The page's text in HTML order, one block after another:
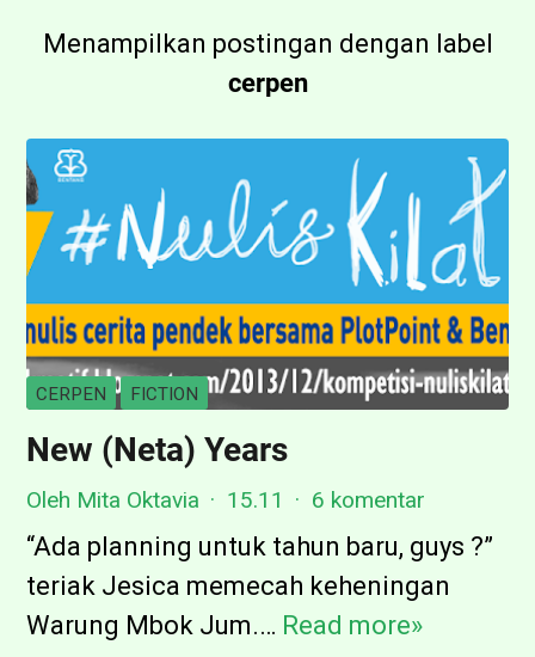
Menampilkan postingan dengan label
cerpen
CERPEN FICTION
New (Neta) Years
Oleh Mita Oktavia 15.11 6 komentar
“Ada planning untuk tahun baru, guys ?”
teriak Jesica memecah keheningan
Warung Mbok Jum.… Read more»